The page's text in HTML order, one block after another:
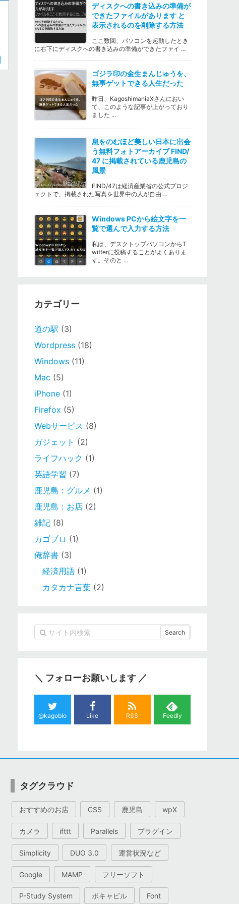
ディスクへの書き込みの準備が
できたファイルがあります と
表示されるのを削除する方法
ここ数回、パソコンを起動したとき
に右下にディスクへの書き込みの準備ができたファイ ...
ゴジラ印の金生まんじゅうを、
無事ゲットできる人生だった
昨日、KagoshimaniaXさんにおい
て、このような記事が上がっており
ました ...
息をのむほど美しい日本に出会
う無料フォトアーカイブ FIND/
47 に掲載されている鹿児島の
風景
FIND/47は経済産業省の公式プロジ
ェクトで、掲載された写真を世界中の人が自由 ...
Windows PCから絵文字を一
覧で選んで入力する方法
私は、デスクトップパソコンからT
witterに投稿することがよくありま
す。そのと ...
カテゴリー
道の駅 (3)
Wordpress (18)
Windows (11)
Mac (5)
iPhone (1)
Firefox (5)
Webサービス (8)
ガジェット (2)
ライフハック (1)
英語学習 (7)
鹿児島：グルメ (1)
鹿児島：お店 (2)
雑記 (8)
カゴブロ (1)
俺辞書 (3)
経済用語 (1)
カタカナ言葉 (2)
＼ フォローお願いします ／
@kagoblo Like RSS Feedly
タグクラウド
おすすめのお店 CSS 鹿児島 wpX
カメラ ifttt Parallels プラグイン
Simplicity DUO 3.0 運営状況など
Google MAMP フリーソフト
P-Study System ボキャビル Font